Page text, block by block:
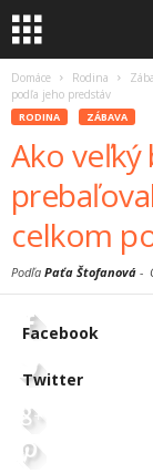
Domáce Rodina
podľa jeho predstáv
RODINA ZÁBAVA
Ako
celkom
Podľa Paťa Štofanová -
Facebook
Twitter